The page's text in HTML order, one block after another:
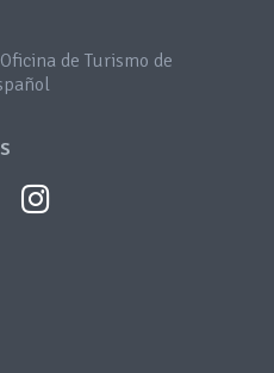
de Turismo de